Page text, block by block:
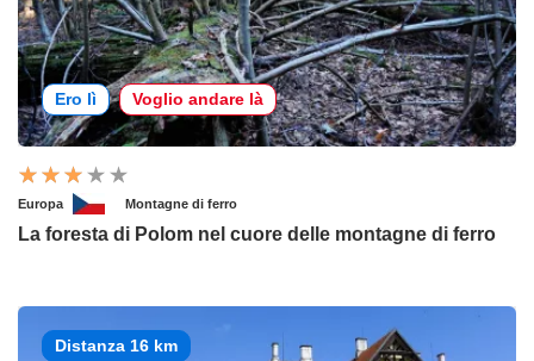
Ero lì Voglio andare là
Europa Montagne di ferro
La foresta di Polom nel cuore delle montagne di ferro
Distanza 16 km